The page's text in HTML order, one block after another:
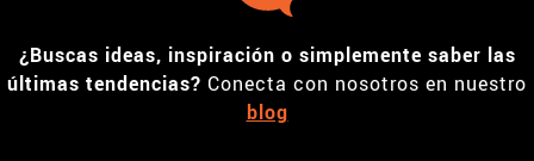
¿Buscas ideas, inspiración o simplemente saber las
últimas tendencias? Conecta con nosotros en nuestro
blog